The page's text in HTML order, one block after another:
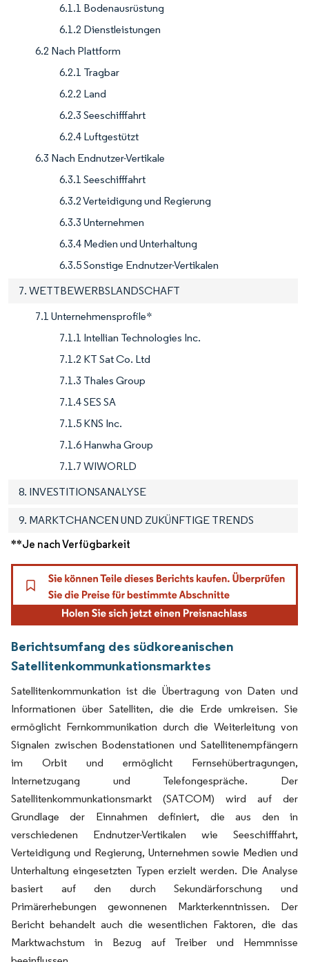
6.1.1 Bodenausrüstung
6.1.2 Dienstleistungen
6.2 Nach Plattform
6.2.1 Tragbar
6.2.2 Land
6.2.3 Seeschifffahrt
6.2.4 Luftgestützt
6.3 Nach Endnutzer-Vertikale
6.3.1 Seeschifffahrt
6.3.2 Verteidigung und Regierung
6.3.3 Unternehmen
6.3.4 Medien und Unterhaltung
6.3.5 Sonstige Endnutzer-Vertikalen
7. WETTBEWERBSLANDSCHAFT
7.1 Unternehmensprofile*
7.1.1 Intellian Technologies Inc.
7.1.2 KT Sat Co. Ltd
7.1.3 Thales Group
7.1.4 SES SA
7.1.5 KNS Inc.
7.1.6 Hanwha Group
7.1.7 WIWORLD
8. INVESTITIONSANALYSE
9. MARKTCHANCEN UND ZUKÜNFTIGE TRENDS
**Je nach Verfügbarkeit
Berichtsumfang des südkoreanischen
Satellitenkommunkationsmarktes
Satellitenkommunkation ist die Übertragung von Daten und
Informationen über Satelliten, die die Erde umkreisen. Sie
ermöglicht Fernkommunikation durch die Weiterleitung von
Signalen zwischen Bodenstationen und Satellitenempfängern
im Orbit und ermöglicht Fernsehübertragungen,
Internetzugang und Telefongespräche. Der
Satellitenkommunkationsmarkt (SATCOM) wird auf der
Grundlage der Einnahmen definiert, die aus den in
verschiedenen Endnutzer-Vertikalen wie Seeschifffahrt,
Verteidigung und Regierung, Unternehmen sowie Medien und
Unterhaltung eingesetzten Typen erzielt werden. Die Analyse
basiert auf den durch Sekundärforschung und
Primärerhebungen gewonnenen Markterkenntnissen. Der
Bericht behandelt auch die wesentlichen Faktoren, die das
Marktwachstum in Bezug auf Treiber und Hemmnisse